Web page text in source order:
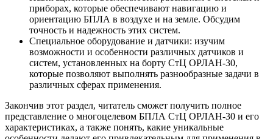
приборах, которые обеспечивают навигацию и
ориентацию БПЛА в воздухе и на земле. Обсудим
точность и надежность этих систем.
Специальное оборудование и датчики: изучим
возможности и особенности различных датчиков и
систем, установленных на борту СтЦ ОРЛАН-30,
которые позволяют выполнять разнообразные задачи в
различных сферах применения.
Закончив этот раздел, читатель сможет получить полное
представление о многоцелевом БПЛА СтЦ ОРЛАН-30 и его
характеристиках, а также понять, какие уникальные